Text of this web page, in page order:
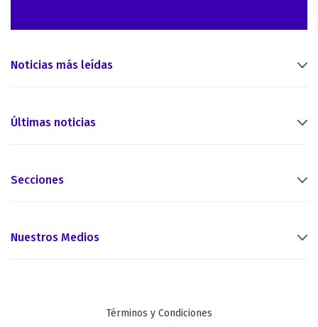
Noticias más leídas
Últimas noticias
Secciones
Nuestros Medios
Términos y Condiciones